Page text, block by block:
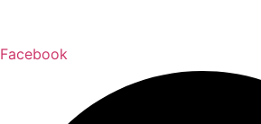
Facebook